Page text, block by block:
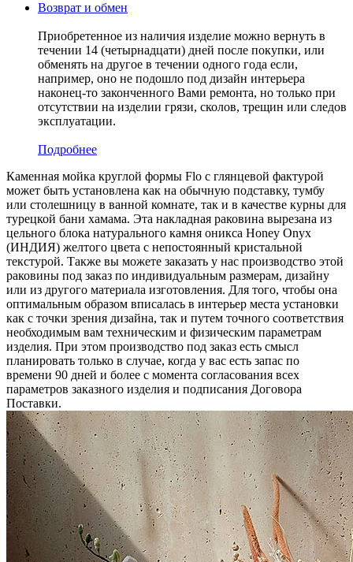
Возврат и обмен
Приобретенное из наличия изделие можно вернуть в
течении 14 (четырнадцати) дней после покупки, или
обменять на другое в течении одного года если,
например, оно не подошло под дизайн интерьера
наконец-то законченного Вами ремонта, но только при
отсутствии на изделии грязи, сколов, трещин или следов
эксплуатации.
Подробнее
Каменная мойка круглой формы Flo с глянцевой фактурой
может быть установлена как на обычную подставку, тумбу
или столешницу в ванной комнате, так и в качестве курны для
турецкой бани хамама. Эта накладная раковина вырезана из
цельного блока натурального камня оникса Honey Onyx
(ИНДИЯ) желтого цвета c непостоянный кристальной
текстурой. Также вы можете заказать у нас производство этой
раковины под заказ по индивидуальным размерам, дизайну
или из другого материала изготовления. Для того, чтобы она
оптимальным образом вписалась в интерьер места установки
как с точки зрения дизайна, так и путем точного соответствия
необходимым вам техническим и физическим параметрам
изделия. При этом производство под заказ есть смысл
планировать только в случае, когда у вас есть запас по
времени 90 дней и более с момента согласования всех
параметров заказного изделия и подписания Договора
Поставки.